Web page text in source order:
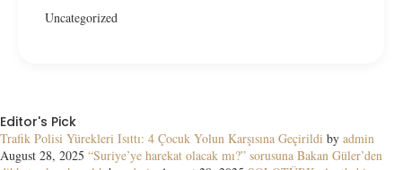
Uncategorized
Editor's Pick
Trafik Polisi Yürekleri Isıttı: 4 Çocuk Yolun Karşısına Geçirildi by admin
August 28, 2025 “Suriye’ye harekat olacak mı?” sorusuna Bakan Güler’den